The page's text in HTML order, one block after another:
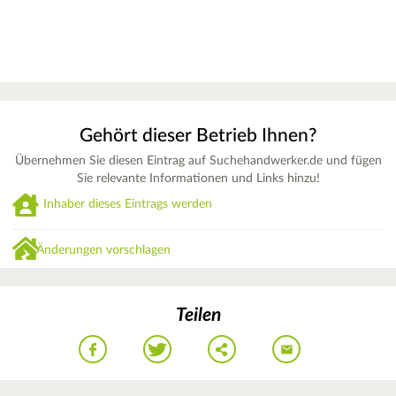
Gehört dieser Betrieb Ihnen?
Übernehmen Sie diesen Eintrag auf Suchehandwerker.de und fügen
Sie relevante Informationen und Links hinzu!
Inhaber dieses Eintrags werden
Änderungen vorschlagen
Teilen